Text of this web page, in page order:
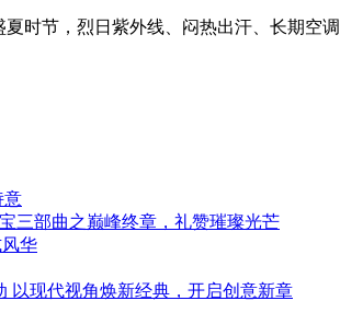
时节，烈日紫外线、闷热出汗、长期空
意
三部曲之巅峰终章，礼赞璀璨光芒
华
以现代视角焕新经典，开启创意新章